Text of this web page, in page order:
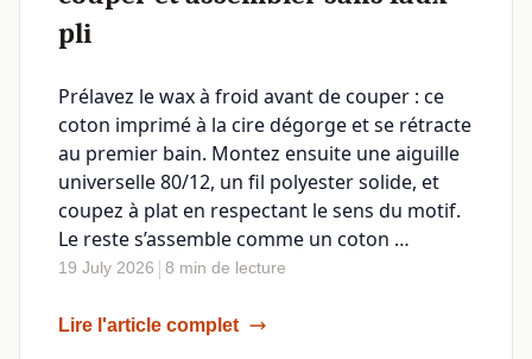
pli
Prélavez le wax à froid avant de couper : ce
coton imprimé à la cire dégorge et se rétracte
au premier bain. Montez ensuite une aiguille
universelle 80/12, un fil polyester solide, et
coupez à plat en respectant le sens du motif.
Le reste s’assemble comme un coton …
19 July 2026 | 8 min de lecture
Lire l'article complet